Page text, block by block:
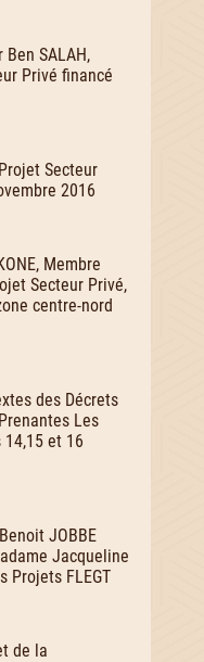
SALAH,
Privé financé
Secteur
2016
Membre
Secteur Privé,
centre-nord
des Décrets
Les
et 16
JOBBE
Jacqueline
Projets FLEGT
de la